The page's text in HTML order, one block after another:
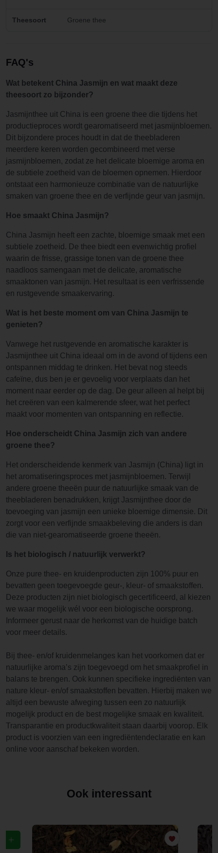
Theesoort Groene thee
FAQ's
Wat betekent China Jasmijn en wat maakt deze
theesoort zo bijzonder?
Jasmijnthee uit China is een groene thee die tijdens het
productieproces wordt gearomatiseerd met jasmijnbloemen.
Dit bijzondere proces houdt in dat de theebladeren
meerdere keren worden gecombineerd met verse
jasmijnbloemen, zodat ze het delicate bloemige aroma en
de subtiele zoetheid van de bloemen opnemen. Hierdoor
ontstaat een harmonieuze combinatie van de natuurlijke
smaken van groene thee en de verfijnde geur van jasmijn.
Hoe smaakt China Jasmijn?
China Jasmijn heeft een zachte, bloemige smaak met een
subtiele zoetheid. De thee biedt een evenwichtig profiel
waarin de frisse, grassige tonen van de groene thee
naadloos samengaan met de delicate, aromatische
smaaktonen van jasmijn. Het resultaat is een verfrissende
en rustgevende smaakervaring.
Wat is het beste moment om van China Jasmijn te
genieten?
Vanwege het rustgevende en aromatische karakter is
Jasmijnthee uit China ideaal om in de avond of tijdens een
ontspannen middag te drinken. Het bevat nog steeds
cafeïne, dus ben je er gevoelig voor verplaats dan het
moment naar eerder op de dag. De geur alleen al helpt bij
het creëren van een kalmerende sfeer, wat het perfect
maakt voor momenten van ontspanning en reflectie.
Hoe onderscheidt China Jasmijn zich van andere
groene thee?
Het onderscheidende kenmerk van Jasmijn (China) ligt in
het aromatiseringsproces met jasmijnbloemen. Terwijl
andere groene theeën puur de natuurlijke smaak van de
theebladeren benadrukken, krijgt Jasmijnthee door de
toevoeging van jasmijn een unieke bloemige dimensie. Dit
zorgt voor een verfijnde smaakbeleving die anders is dan
die van niet-gearomatiseerde groene theeën.
Is het biologisch / natuurlijk verwerkt?
Onze pure thee- en kruidenproducten zijn 100% puur en
bevatten geen toegevoegde geur-, kleur- of smaakstoffen.
Deze producten zijn niet biologisch gecertificeerd, al kiezen
we waar mogelijk wél voor een biologische oorsprong.
Informeer gerust naar de herkomst van de huidige batch
voor meer details.
Bij thee- en/of kruidenmelanges kan het voorkomen dat er
natuurlijke aroma’s zijn toegevoegd om het smaakprofiel in
balans te brengen. Ook kunnen specifieke ingrediënten van
nature kleur- en/of smaakstoffen bevatten. Hierbij maken we
altijd een bewuste afweging tussen een zo natuurlijk
mogelijk product en de best mogelijke smaak en kwaliteit.
Transparantie en productkwaliteit staan daarbij voorop. Elk
product is voorzien van een ingrediëntendeclaratie en kan
online voor aanschaf bekeken worden.
Ook interessant